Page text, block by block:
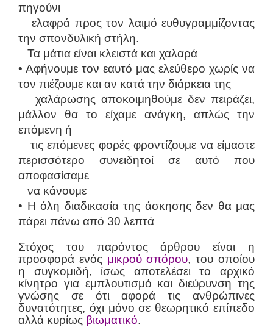
πηγούνι
ελαφρά προς τον λαιμό ευθυγραμμίζοντας
την σπονδυλική στήλη.
Τα μάτια είναι κλειστά και χαλαρά
• Αφήνουμε τον εαυτό μας ελεύθερο χωρίς να
τον πιέζουμε και αν κατά την διάρκεια της
χαλάρωσης αποκοιμηθούμε δεν πειράζει,
μάλλον θα το είχαμε ανάγκη, απλώς την
επόμενη ή
τις επόμενες φορές φροντίζουμε να είμαστε
περισσότερο συνειδητοί σε αυτό που
αποφασίσαμε
να κάνουμε
• Η όλη διαδικασία της άσκησης δεν θα μας
πάρει πάνω από 30 λεπτά
Στόχος του παρόντος άρθρου είναι η
προσφορά ενός μικρού σπόρου, του οποίου
η συγκομιδή, ίσως αποτελέσει το αρχικό
κίνητρο για εμπλουτισμό και διεύρυνση της
γνώσης σε ότι αφορά τις ανθρώπινες
δυνατότητες, όχι μόνο σε θεωρητικό επίπεδο
αλλά κυρίως βιωματικό.